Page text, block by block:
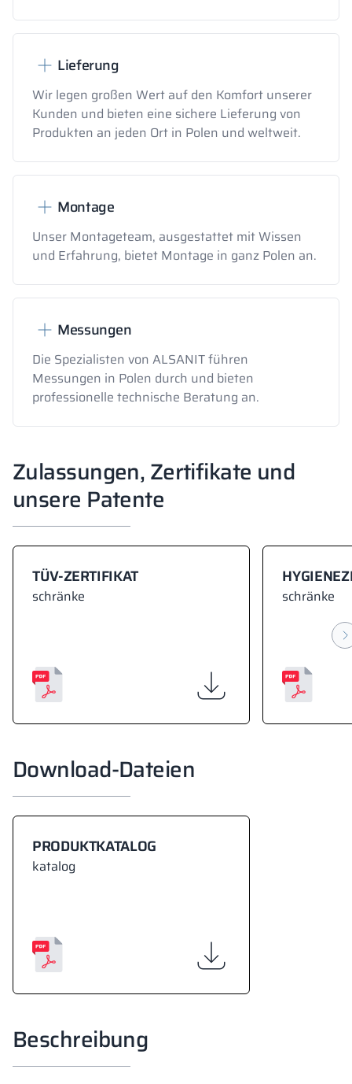
Lieferung
Wir legen großen Wert auf den Komfort unserer
Kunden und bieten eine sichere Lieferung von
Produkten an jeden Ort in Polen und weltweit.
Montage
Unser Montageteam, ausgestattet mit Wissen
und Erfahrung, bietet Montage in ganz Polen an.
Messungen
Die Spezialisten von ALSANIT führen
Messungen in Polen durch und bieten
professionelle technische Beratung an.
Zulassungen, Zertifikate und
unsere Patente
TÜV-ZERTIFIKAT
schränke schränke
Download-Dateien
PRODUKTKATALOG
katalog
Beschreibung